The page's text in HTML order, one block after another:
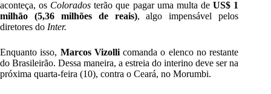
aconteça, os Colorados terão que pagar uma multa deUS$ 1
milhão (5,36 milhões de reais), algo impensável pelos
diretores do Inter.
Enquanto isso, Marcos Vizollicomanda o elenco no restante
do Brasileirão. Dessa maneira, a estreia do interino deve ser na
próxima quarta-feira (10), contra o Ceará, no Morumbi.